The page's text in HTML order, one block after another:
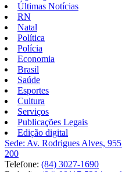
Últimas Notícias
RN
Natal
Política
Polícia
Economia
Brasil
Saúde
Esportes
Cultura
Serviços
Publicações Legais
Edição digital
Sede: Av. Rodrigues Alves,
200
Telefone: (84) 3027-1690